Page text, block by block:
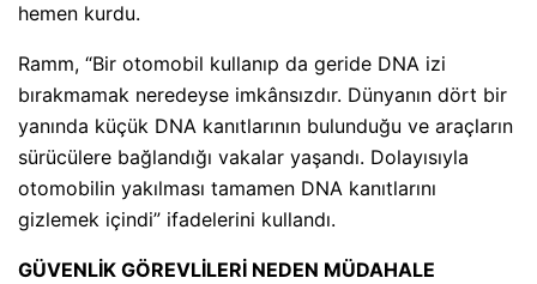
hemen kurdu.
Ramm, “Bir otomobil kullanıp da geride DNA izi
bırakmamak neredeyse imkânsızdır. Dünyanın dört bir
yanında küçük DNA kanıtlarının bulunduğu ve araçların
sürücülere bağlandığı vakalar yaşandı. Dolayısıyla
otomobilin yakılması tamamen DNA kanıtlarını
gizlemek içindi” ifadelerini kullandı.
GÜVENLİK GÖREVLİLERİ NEDEN MÜDAHALE